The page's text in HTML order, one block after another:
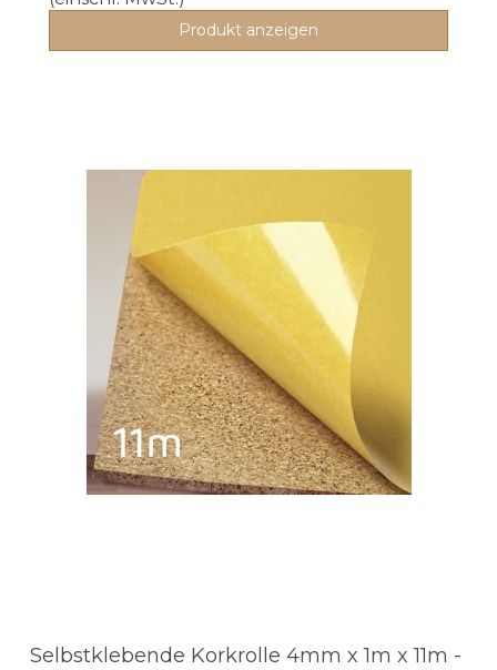
Produkt anzeigen
Selbstklebende Korkrolle 4mm x 1m x 11m -